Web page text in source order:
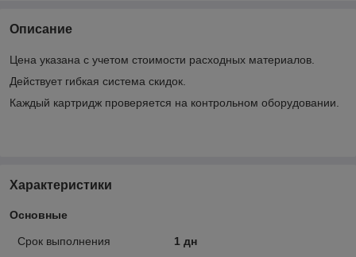
Описание
Цена указана с учетом стоимости расходных материалов.
Действует гибкая система скидок.
Каждый картридж проверяется на контрольном оборудовании.
Характеристики
Основные
Срок выполнения
1 дн